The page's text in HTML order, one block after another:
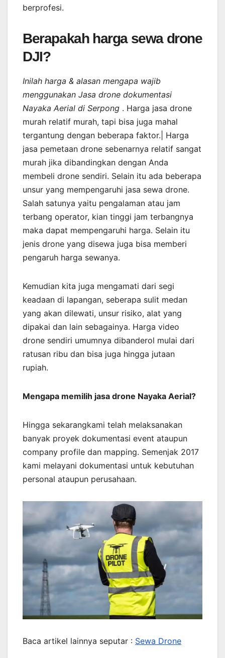
berprofesi.
Berapakah harga sewa drone
DJI?
Inilah harga & alasan mengapa wajib
menggunakan Jasa drone dokumentasi
Nayaka Aerial di Serpong . Harga jasa drone
murah relatif murah, tapi bisa juga mahal
tergantung dengan beberapa faktor.| Harga
jasa pemetaan drone sebenarnya relatif sangat
murah jika dibandingkan dengan Anda
membeli drone sendiri. Selain itu ada beberapa
unsur yang mempengaruhi jasa sewa drone.
Salah satunya yaitu pengalaman atau jam
terbang operator, kian tinggi jam terbangnya
maka dapat mempengaruhi harga. Selain itu
jenis drone yang disewa juga bisa memberi
pengaruh harga sewanya.
Kemudian kita juga mengamati dari segi
keadaan di lapangan, seberapa sulit medan
yang akan dilewati, unsur risiko, alat yang
dipakai dan lain sebagainya. Harga video
drone sendiri umumnya dibanderol mulai dari
ratusan ribu dan bisa juga hingga jutaan
rupiah.
Mengapa memilih jasa drone Nayaka Aerial?
Hingga sekarangkami telah melaksanakan
banyak proyek dokumentasi event ataupun
company profile dan mapping. Semenjak 2017
kami melayani dokumentasi untuk kebutuhan
personal ataupun perusahaan.
Baca artikel lainnya seputar : Sewa Drone